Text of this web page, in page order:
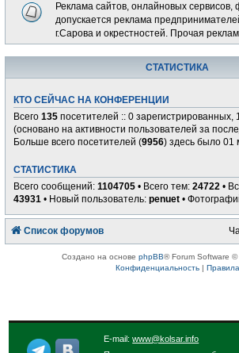
Реклама сайтов, онлайновых сервисов,
допускается реклама
г.Сарова и окрестностей. Прочая
СТАТИСТИКА
КТО СЕЙЧАС НА КОНФЕРЕНЦИИ
Всего135 посетителей :: 0 зарегистрированных,
(основано на активности пользователей за
Больше всего посетителей (9956) здесь было 01
СТАТИСТИКА
Всего сообщений:1104705 • Всего тем:24722 •
43931 • Новый пользователь:penuet •
Список форумов
Создано на основе phpBB® Forum Software ©
Конфиденциальность| Правила
E-mail:www@kolsar.info